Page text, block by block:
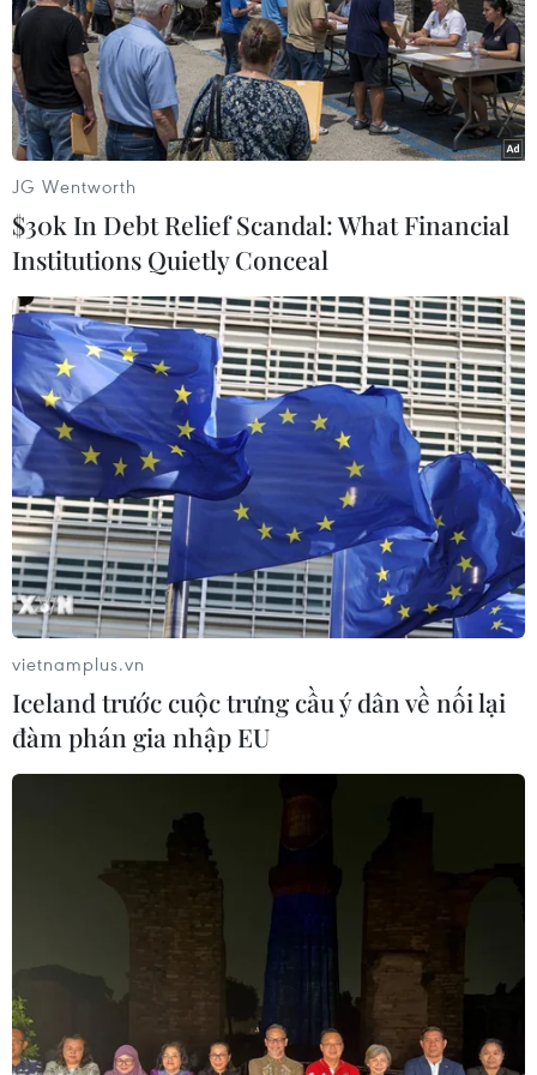
EU bày tỏ đoàn kết với Thụy Điển sau vụ
tấn công bằng xe tải
07/04/2017 22:52
Liên minh châu Âu (EU) đã bày tỏ tình đoàn kết và đề
nghị giúp đỡ Thụy Điển sau khi xảy ra vụ tấn công bằng
xe tải nhằm vào đám đông ở nước này trước đó cùng
ngày.
Khoảnh khắc kinh hoàng khi xe tải
JG Wentworth
$30k In Debt Relief Scandal: What Financial
Institutions Quietly Conceal
vietnamplus.vn
Iceland trước cuộc trưng cầu ý dân về nối lại
đàm phán gia nhập EU